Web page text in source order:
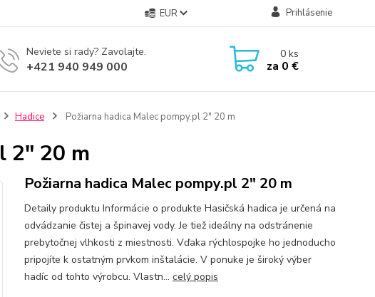
EUR Prihlásenie
Neviete si rady? Zavolajte.
+421 940 949 000
0ks
za 0 €
Hadice Požiarna hadica Malec pompy.pl 2" 20 m
2" 20 m
Požiarna hadica Malec pompy.pl 2" 20 m
Detaily produktu Informácie o produkte Hasičská hadica je určená na
odvádzanie čistej a špinavej vody. Je tiež ideálny na odstránenie
prebytočnej vlhkosti z miestnosti. Vďaka rýchlospojke ho jednoducho
pripojíte k ostatným prvkom inštalácie. V ponuke je široký výber
hadíc od tohto výrobcu. Vlastn... celý popis